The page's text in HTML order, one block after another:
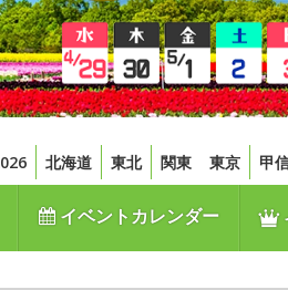
北海道 東北 関東 東京 甲
イベントカレンダー